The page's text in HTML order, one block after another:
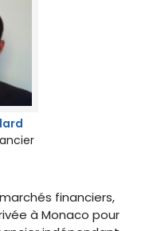
financiers,
à Monaco pour